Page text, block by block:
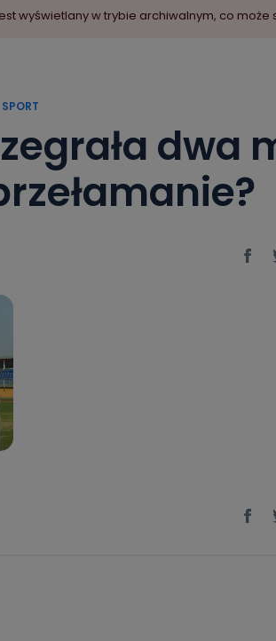
wyświetlany w trybie archiwalnym, co
SPORT
dwa